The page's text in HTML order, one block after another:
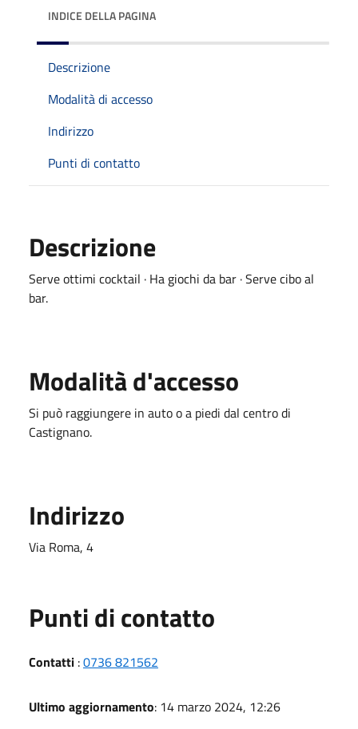
INDICE DELLA PAGINA
Descrizione
Modalità di accesso
Indirizzo
Punti di contatto
Descrizione
Serve ottimi cocktail · Ha giochi da bar · Serve cibo al
bar.
Modalità d'accesso
Si può raggiungere in auto o a piedi dal centro di
Castignano.
Indirizzo
Via Roma, 4
Punti di contatto
Contatti :0736 821562
Ultimo aggiornamento: 14 marzo 2024, 12:26